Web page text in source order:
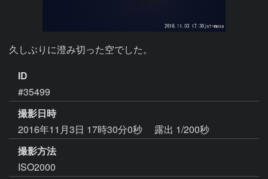
久しぶりに澄み切った空でした。
ID
#35499
撮影日時
2016年11月3日 17時30分0秒
露出 1/200秒
撮影方法
ISO2000